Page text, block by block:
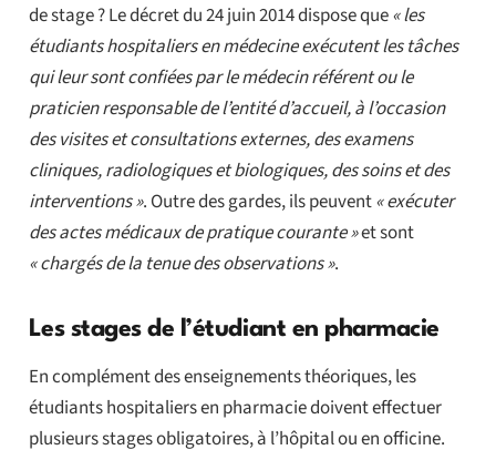
de stage ? Le décret du 24 juin 2014 dispose que« les
étudiants hospitaliers en médecine exécutent les tâches
qui leur sont confiées par le médecin référent ou le
praticien responsable de l’entité d’accueil, à l’occasion
des visites et consultations externes, des examens
cliniques, radiologiques et biologiques, des soins et des
interventions ». Outre des gardes, ils peuvent« exécuter
des actes médicaux de pratique courante »et sont
« chargés de la tenue des observations ».
Les stages de l’étudiant en pharmacie
En complément des enseignements théoriques, les
étudiants hospitaliers en pharmacie doivent effectuer
plusieurs stages obligatoires, à l’hôpital ou en officine.